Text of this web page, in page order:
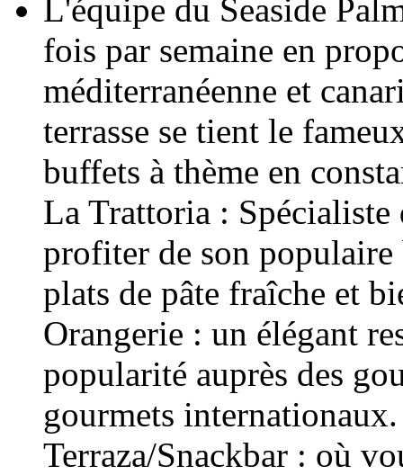
L'équipe du Seaside
fois par semaine en
méditerranéenne et
terrasse se tient le
buffets à thème en
La Trattoria :
profiter de son
plats de pâte fraîche et
Orangerie : un élégant
popularité auprès des
gourmets internationaux.
Terraza/Snackbar : où